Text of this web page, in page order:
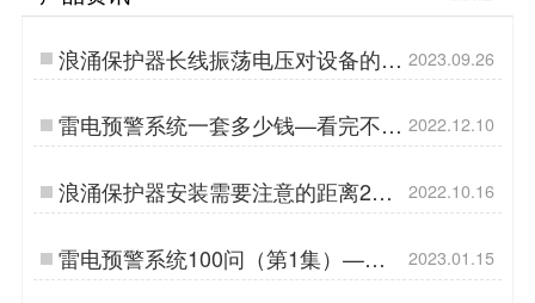
浪涌保护器长线振荡电压对设备的危
害该如何化解？-易造防雷…
2023.09.26
雷电预警系统一套多少钱—看完不买
错！【易造防雷】…
2022.12.10
浪涌保护器安装需要注意的距离2—
长线振荡效应【杭州易造】…
2022.10.16
雷电预警系统100问（第1集）——
【易造防雷】…
2023.01.15